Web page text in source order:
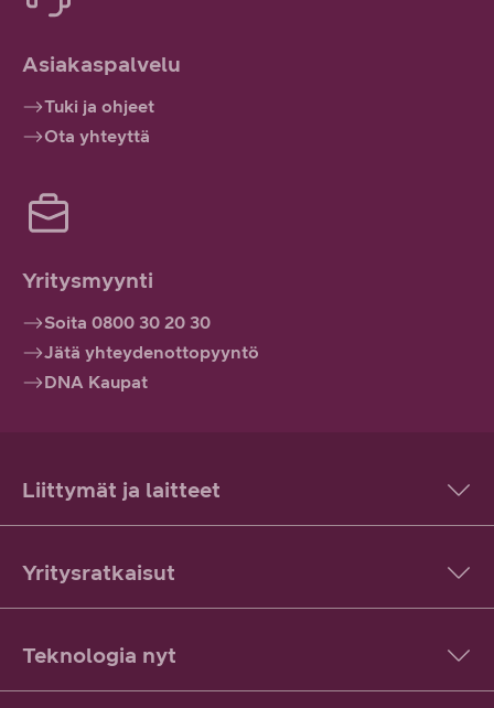
Asiakaspalvelu
Tuki ja ohjeet
Ota yhteyttä
Yritysmyynti
Soita 0800 30 20 30
Jätä yhteydenottopyyntö
DNA Kaupat
Liittymät ja laitteet
Yritysratkaisut
Teknologia nyt